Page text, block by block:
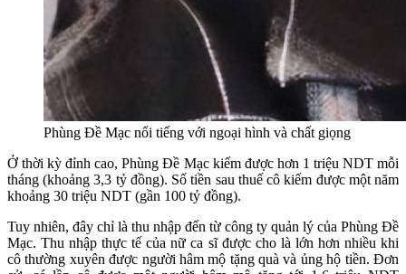
Phùng Đề Mạc nổi tiếng với ngoại hình và chất giọng
Ở thời kỳ đỉnh cao, Phùng Đề Mạc kiếm được hơn 1 triệu NDT mỗi
tháng (khoảng 3,3 tỷ đồng). Số tiền sau thuế cô kiếm được một năm
khoảng 30 triệu NDT (gần 100 tỷ đồng).
Tuy nhiên, đây chỉ là thu nhập đến từ công ty quản lý của Phùng Đề
Mạc. Thu nhập thực tế của nữ ca sĩ được cho là lớn hơn nhiều khi
cô thường xuyên được người hâm mộ tặng quà và ủng hộ tiền. Đơn